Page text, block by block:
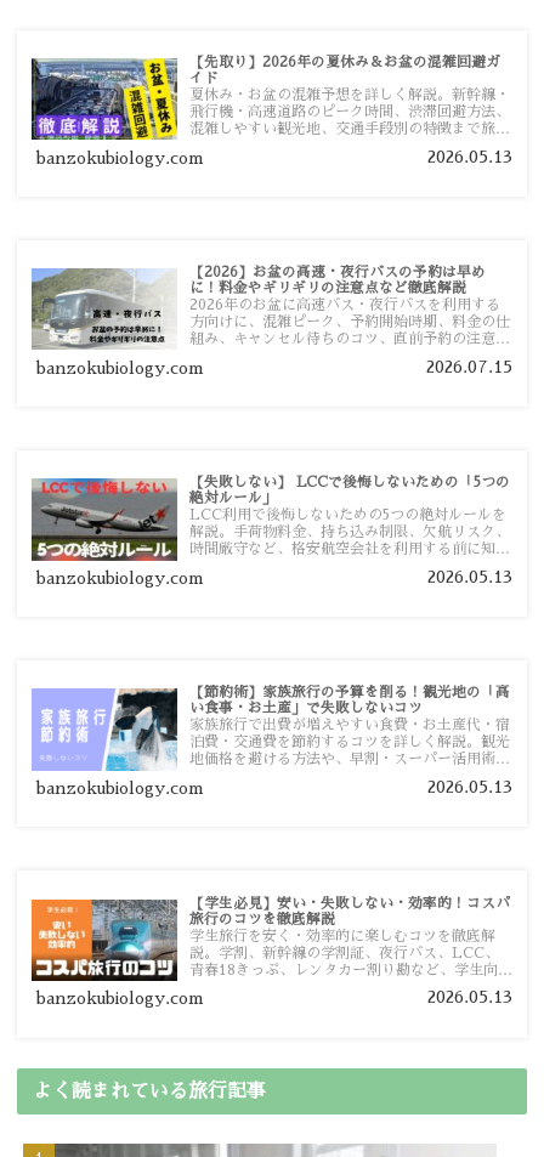
【先取り】2026年の夏休み＆お盆の混雑回避ガ
イド
夏休み・お盆の混雑予想を詳しく解説。新幹線・
飛行機・高速道路のピーク時間、渋滞回避方法、
混雑しやすい観光地、交通手段別の特徴まで旅行
banzokubiology.com 2026.05.13
【2026】お盆の高速・夜行バスの予約は早め
に！料金やギリギリの注意点など徹底解説
2026年のお盆に高速バス・夜行バスを利用する
方向けに、混雑ピーク、予約開始時期、料金の仕
組み、キャンセル待ちのコツ、直前予約の注意点
banzokubiology.com 2026.07.15
【失敗しない】 LCCで後悔しないための「5つの
絶対ルール」
LCC利用で後悔しないための5つの絶対ルールを
解説。手荷物料金、持ち込み制限、欠航リスク、
時間厳守など、格安航空会社を利用する前に知っ
す。
banzokubiology.com 2026.05.13
【節約術】家族旅行の予算を削る！観光地の「高
い食事・お土産」で失敗しないコツ
家族旅行で出費が増えやすい食費・お土産代・宿
泊費・交通費を節約するコツを詳しく解説。観光
地価格を避ける方法や、早割・スーパー活用術、
banzokubiology.com 2026.05.13
【学生必見】安い・失敗しない・効率的！コスパ
旅行のコツを徹底解説
学生旅行を安く・効率的に楽しむコツを徹底解
説。学割、新幹線の学割証、夜行バス、LCC、
青春18きっぷ、レンタカー割り勘など、学生向け
banzokubiology.com 2026.05.13
よく読まれている旅行記事